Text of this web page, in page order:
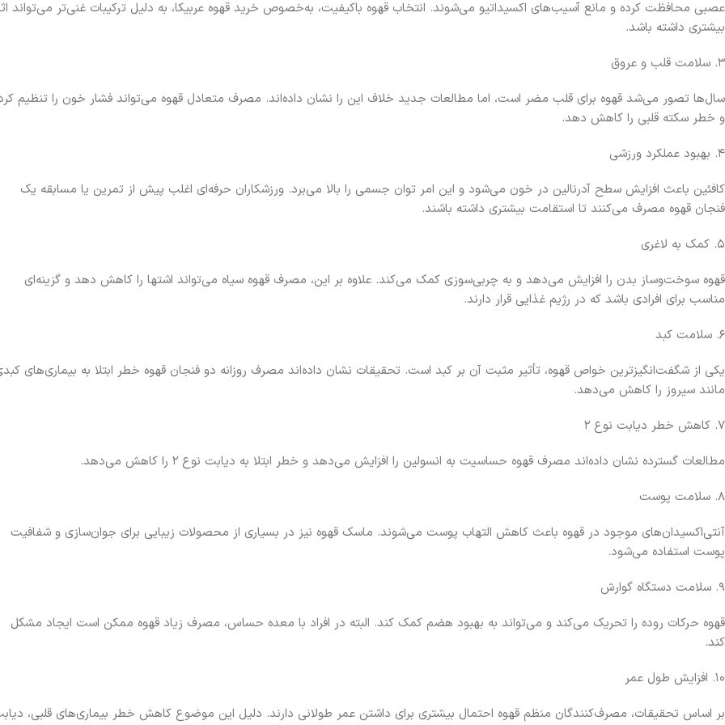
عصبی محافظت کرده و مانع آسیب‌های اکسیداتیو می‌شوند. انتخاب قهوه باکیفیت، به‌خصوص خرید قهوه عربیکا، به دلیل ترکیبات غنی‌تر می‌تواند
بیشتری داشته باشد.
۳. سلامت قلب و عروق
سال‌ها تصور می‌شد قهوه برای قلب مضر است، اما مطالعات جدید خلاف این را نشان داده‌اند. مصرف متعادل قهوه می‌تواند فشار خون را تنظیم
و خطر سکته قلبی را کاهش دهد.
۴. بهبود عملکرد ورزشی
کافئین باعث افزایش سطح آدرنالین در خون می‌شود و این امر توان جسمی را بالا می‌برد. ورزشکاران حرفه‌ای اغلب پیش از تمرین یا مسابقه یک
فنجان قهوه مصرف می‌کنند تا استقامت بیشتری داشته باشند.
۵. کمک به لاغری
قهوه سوخت‌وساز بدن را افزایش می‌دهد و به چربی‌سوزی کمک می‌کند. علاوه بر این، مصرف قهوه سیاه می‌تواند اشتها را کاهش دهد و گزینه‌ای
مناسب برای افرادی باشد که در رژیم غذایی قرار دارند.
۶. سلامت کبد
یکی از شگفت‌انگیزترین خواص قهوه، تأثیر مثبت آن بر کبد است. تحقیقات نشان داده‌اند مصرف روزانه دو فنجان قهوه خطر ابتلا به بیماری‌های
مانند سیروز را کاهش می‌دهد.
۷. کاهش خطر دیابت نوع ۲
مطالعات گسترده نشان داده‌اند مصرف قهوه حساسیت به انسولین را افزایش می‌دهد و خطر ابتلا به دیابت نوع ۲ را کاهش می‌دهد.
۸. سلامت پوست
آنتی‌اکسیدان‌های موجود در قهوه باعث کاهش التهاب پوست می‌شوند. ماسک قهوه نیز در بسیاری از محصولات زیبایی برای جوان‌سازی و شفافیت
پوست استفاده می‌شود.
۹. سلامت دستگاه گوارش
قهوه حرکات روده را تحریک می‌کند و می‌تواند به بهبود هضم کمک کند. البته در افراد با معده حساس، مصرف زیاد قهوه ممکن است ایجاد مشکل
کند.
۱۰. افزایش طول عمر
بر اساس تحقیقات، مصرف‌کنندگان منظم قهوه احتمال بیشتری برای داشتن عمر طولانی دارند. دلیل این موضوع کاهش خطر بیماری‌های قلبی،